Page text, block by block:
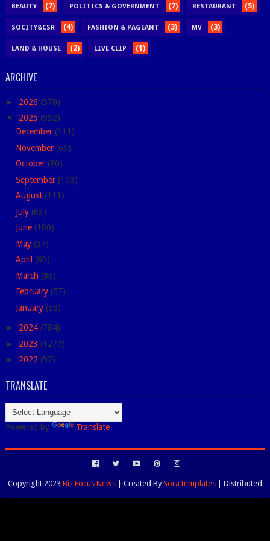
BEAUTY (7) POLITICS & GOVERNMENT (7) RESTAURANT (5)
SOCITY&CSR (4) FASHION & PAGEANT (3) MV (3)
LAND & HOUSE (2) LIVE CLIP (1)
ARCHIVE
► 2026 (570)
▼ 2025 (952)
December (111)
November (66)
October (80)
September (103)
August (111)
July (63)
June (100)
May (57)
April (63)
March (83)
February (57)
January (58)
► 2024 (784)
► 2023 (1279)
► 2022 (57)
TRANSLATE
Powered by Translate
Copyright 2023 Biz Focus News| Created BySoraTemplates| Distributed